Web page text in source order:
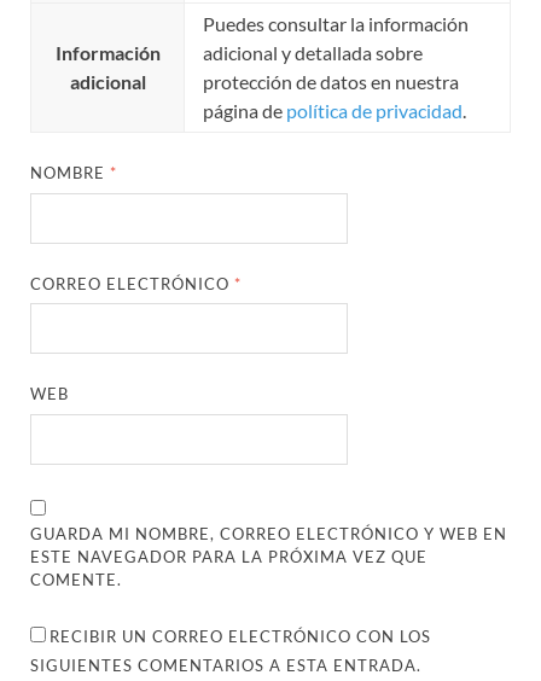
Información
adicional
Puedes consultar la información
adicional y detallada sobre
protección de datos en nuestra
página de política de privacidad.
NOMBRE *
CORREO ELECTRÓNICO *
WEB
GUARDA MI NOMBRE, CORREO ELECTRÓNICO Y WEB EN
ESTE NAVEGADOR PARA LA PRÓXIMA VEZ QUE
COMENTE.
RECIBIR UN CORREO ELECTRÓNICO CON LOS
SIGUIENTES COMENTARIOS A ESTA ENTRADA.